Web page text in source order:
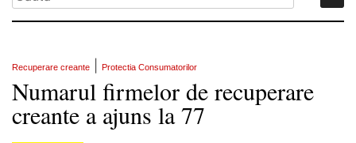
Recuperare creante Protectia Consumatorilor
Numarul firmelor de recuperare
creante a ajuns la 77